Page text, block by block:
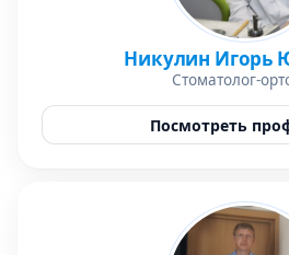
Никулин Игорь
Стоматолог-
Посмотреть